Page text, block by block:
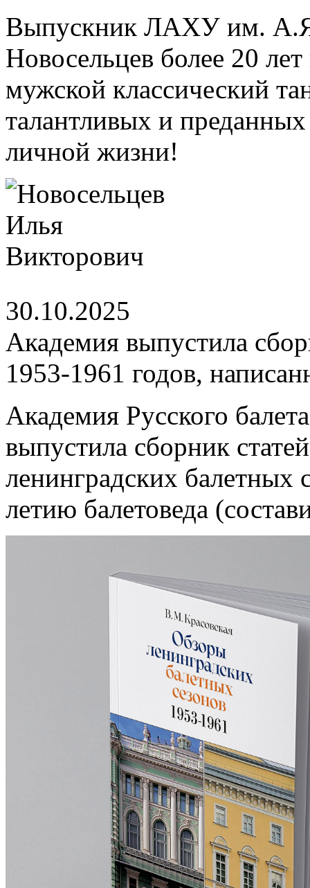
Выпускник ЛАХУ им.
Новосельцев более 20
мужской классический
талантливых и преданных
личной жизни!
30.10.2025
Академия выпустила
1953-1961 годов,
Академия Русского
выпустила сборник
ленинградских балетных
летию балетоведа